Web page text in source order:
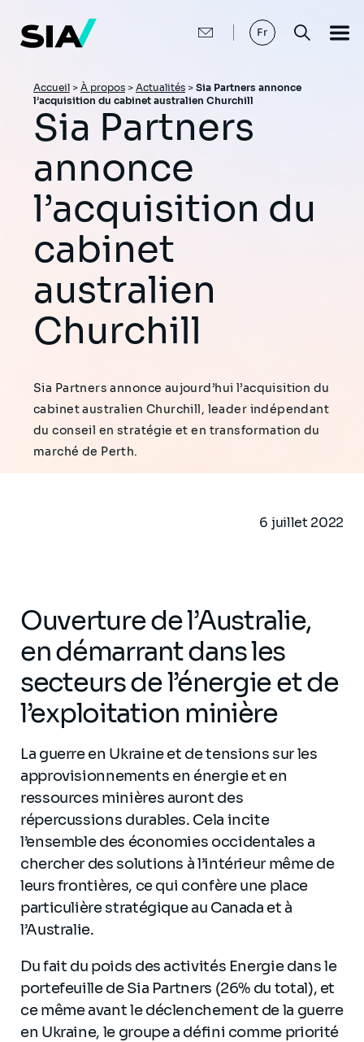
contenu
principal
Fr
Fil
d'Ariane
Accueil > À propos > Actualités > Sia Partners annonce
l’acquisition du cabinet australien Churchill
Sia Partners
annonce
l’acquisition du
cabinet
australien
Churchill
Sia Partners annonce aujourd’hui l’acquisition du
cabinet australien Churchill, leader indépendant
du conseil en stratégie et en transformation du
marché de Perth.
6 juillet 2022
Ouverture de l’Australie,
en démarrant dans les
secteurs de l’énergie et de
l’exploitation minière
La guerre en Ukraine et de tensions sur les
approvisionnements en énergie et en
ressources minières auront des
répercussions durables. Cela incite
l’ensemble des économies occidentales a
chercher des solutions à l’intérieur même de
leurs frontières, ce qui confère une place
particulière stratégique au Canada et à
l’Australie.
Du fait du poids des activités Energie dans le
portefeuille de Sia Partners (26% du total), et
ce même avant le déclenchement de la guerre
en Ukraine, le groupe a défini comme priorité